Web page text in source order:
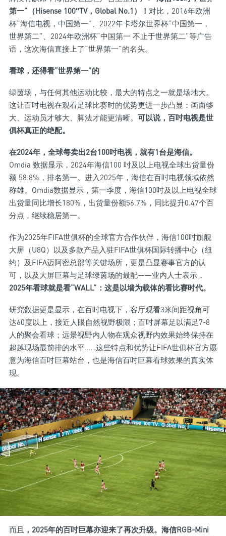
第一”（Hisense 100″TV，Global No.1）！ 对比，2016年欧洲
杯“海信电视，中国第一”、2022年卡塔尔世界杯“中国第一，
世界第二”、2024年欧洲杯“中国第一 不止于世界第二”等广告
语，这次海信直接上了“世界第一”的名头。
看球，还得看“世界第一”的
绿茵场，与任何其他运动比较，最大的特点之一就是场地大。
这让百吋电视在观看足球比赛时的优势更进一步凸显：画面够
大、运动员才够大、脚法才能更清晰。 可以说，百吋电视是世
俱杯真正的绝配。
在2024年，全球每卖出2台100吋电视，就有1台是海信。
Omdia 数据显示，2024年海信100 吋及以上电视全球出货量份
额 58.8%，排名第一。进入2025年，海信在百吋电视领域依然
称雄。Omdia数据显示，第一季度，海信100吋及以上电视全球
出货量同比增长180%，出货量份额56.7%，同比提升0.47个百
分点，继续稳居第一。
作为2025年FIFA世俱杯的全球官方合作伙伴，海信100吋旗舰
大屏（U8Q）以及多款产品入驻FIFA世俱杯国际转播中心（纽
约）及FIFA迈阿密总部等关键场所，更是凸显赛事官方的认
可，以及大屏巨幕与足球绿茵场的最配——业内人士表示，
2025年看球就是看“WALL”：这是以墙为载体的看比赛时代。
研究数据更是显示，在百吋电视下，客厅观看3米间距视角可
达60度以上，接近人眼自然视野极限；百吋屏幕足以满足7-8
人的聚会看球；远景视野内人物在观众视野内效果始终保持在
超越现场最前排的水平……这些特点和优势让FIFA世俱杯官方愿
意为海信百吋巨幕站台，也是海信百吋巨幕看球效果的真实体
现。
而且 ，2025年的百吋巨幕亦迎来了再次升级。海信RGB-Mini